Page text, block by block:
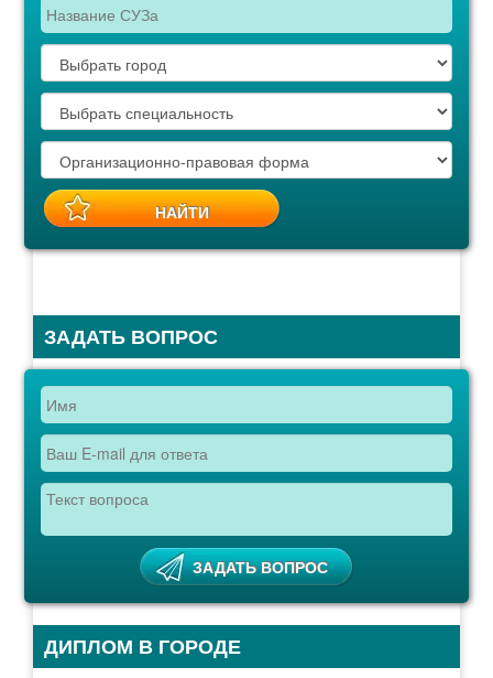
ЗАДАТЬ ВОПРОС
ДИПЛОМ В ГОРОДЕ